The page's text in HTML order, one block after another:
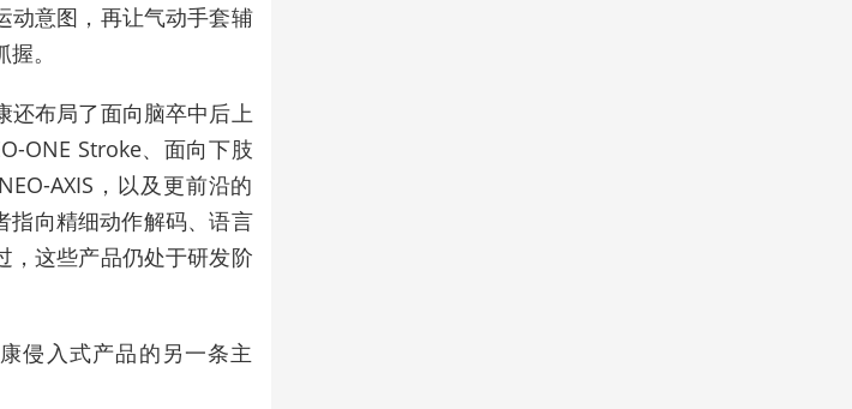
动意图，再让气动手套辅
。
还布局了面向脑卒中后上
ONE Stroke、面向下肢
AXIS，以及更前沿的
指向精细动作解码、语言
，这些产品仍处于研发阶
侵入式产品的另一条主